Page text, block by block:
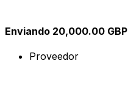
Enviando 20,000.00 GBP
Proveedor